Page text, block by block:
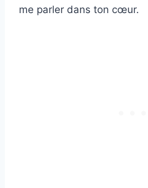
me parler dans ton cœur.